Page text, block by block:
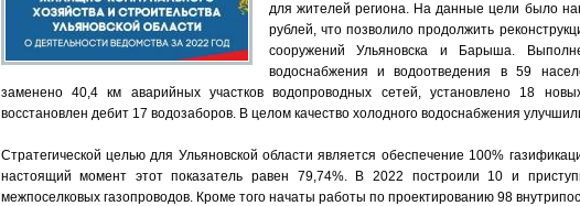
для жителей региона. На данные цели было
рублей, что позволило продолжить
сооружений Ульяновска и Барыша.
водоснабжения и водоотведения в 59
заменено 40,4 км аварийных участков водопроводных сетей, установлено 18
восстановлен дебит 17 водозаборов. В целом качество холодного водоснабжения
Стратегической целью для Ульяновской области является обеспечение 100%
настоящий момент этот показатель равен 79,74%. В 2022 построили 10 и
межпоселковых газопроводов. Кроме того начаты работы по проектированию 98